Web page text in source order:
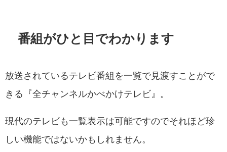
番組がひと目でわかります
放送されているテレビ番組を一覧で見渡すことがで
きる『全チャンネルかべかけテレビ』。
現代のテレビも一覧表示は可能ですのでそれほど珍
しい機能ではないかもしれません。